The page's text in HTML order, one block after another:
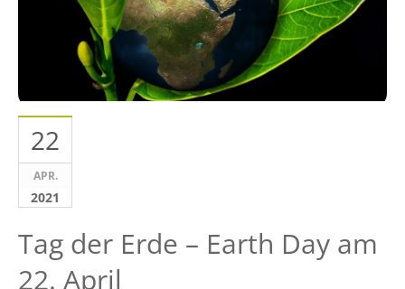
22
APR.
2021
Tag der Erde – Earth Day am
22. April